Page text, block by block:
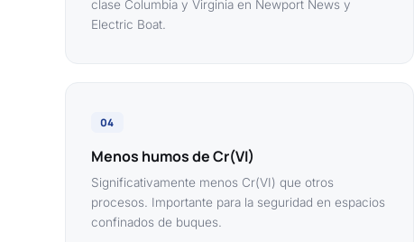
clase Columbia y Virginia en Newport News y
Electric Boat.
04
Menos humos de Cr(VI)
Significativamente menos Cr(VI) que otros
procesos. Importante para la seguridad en espacios
confinados de buques.